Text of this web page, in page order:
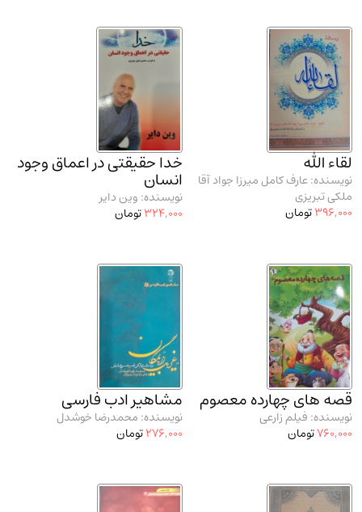
لقاء الله
نویسنده: عارف کامل میرزا جواد آقا
ملکی تبریزی
396,000تومان
خدا حقیقتی در اعماق وجود
انسان
نویسنده: وین دایر
324,000تومان
قصه های چهارده معصوم
نویسنده: فیلم زارعی
760,000تومان
مشاهیر ادب فارسی
نویسنده: محمدرضا خوشدل
276,000تومان